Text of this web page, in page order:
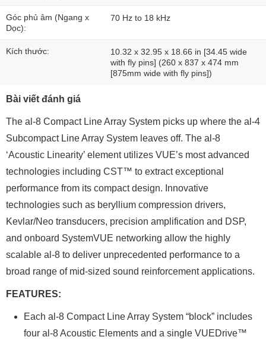
Góc phủ âm (Ngang x
Dọc):
70 Hz to 18 kHz
Kích thước:
10.32 x 32.95 x 18.66 in [34.45 wide
with fly pins] (260 x 837 x 474 mm
[875mm wide with fly pins])
Bài viết đánh giá
The al-8 Compact Line Array System picks up where the al-4
Subcompact Line Array System leaves off. The al-8
‘Acoustic Linearity’ element utilizes VUE’s most advanced
technologies including CST™ to extract exceptional
performance from its compact design. Innovative
technologies such as beryllium compression drivers,
Kevlar/Neo transducers, precision amplification and DSP,
and onboard SystemVUE networking allow the highly
scalable al-8 to deliver unprecedented performance to a
broad range of mid-sized sound reinforcement applications.
FEATURES:
Each al-8 Compact Line Array System “block” includes
four al-8 Acoustic Elements and a single VUEDrive™